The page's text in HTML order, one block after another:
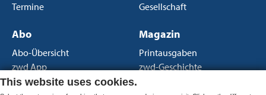
Termine
Gesellschaft
Abo
Abo-Übersicht
zwd App
Newsletter
Magazin
Printausgaben
zwd-Geschichte
This website uses cookies.